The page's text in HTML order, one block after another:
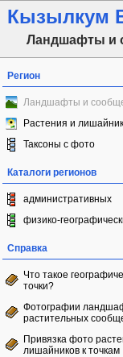
Кызылкум
Ландшафты и
Регион
Ландшафты и
Растения и
Таксоны с фото
Каталоги регионов
административных
физико-
Справка
Что такое
точки?
Фотографии
растительных
Привязка фото
лишайников к точкам